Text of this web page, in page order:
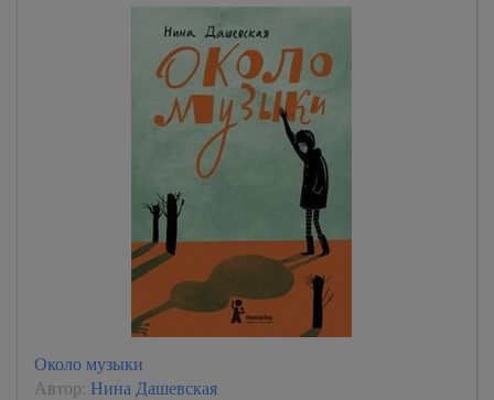
Около музыки
Автор: Нина Дашевская